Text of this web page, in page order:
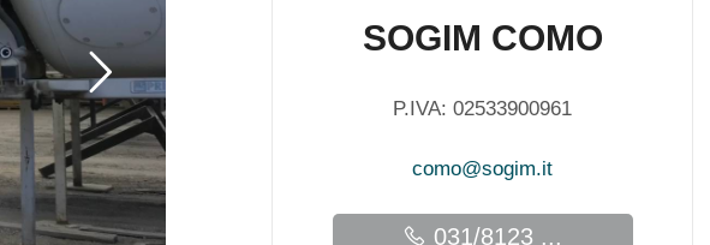
SOGIM COMO
P.IVA: 02533900961
como@sogim.it
031/8123 ...